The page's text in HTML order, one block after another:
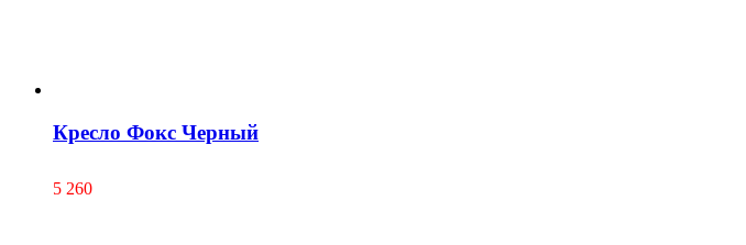
Кресло Фокс Черный
5 260